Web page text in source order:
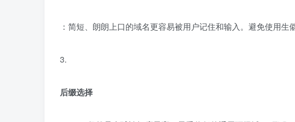
：简短、朗朗上口的域名更容易被用户记住和输入。避免使用生
3.
后缀选择